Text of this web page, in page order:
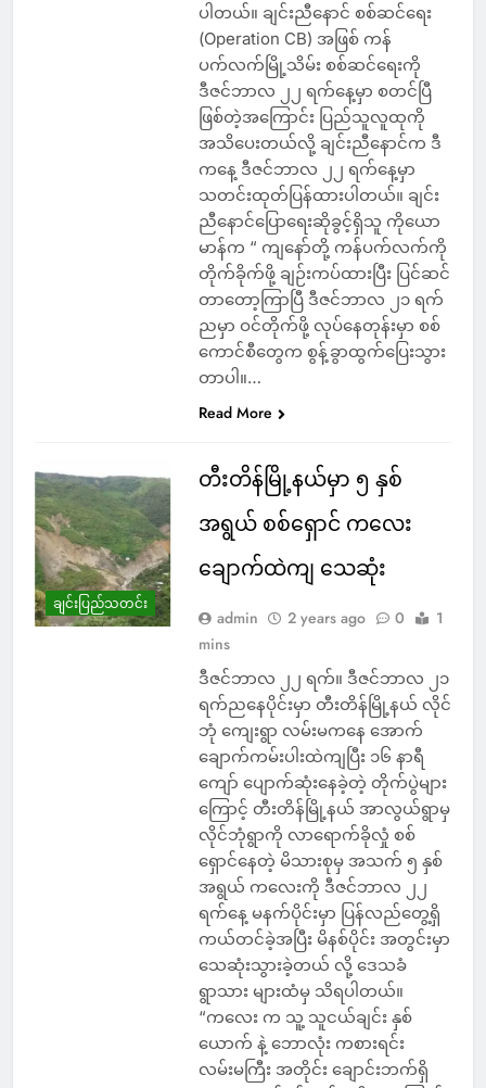
ပါတယ်။ ချင်းညီနောင် စစ်ဆင်ရေး
(Operation CB) အဖြစ် ကန်
ပက်လက်မြို့သိမ်း စစ်ဆင်ရေးကို
ဒီဇင်ဘာလ ၂၂ ရက်နေ့မှာ စတင်ပြီ
ဖြစ်တဲ့အကြောင်း ပြည်သူလူထုကို
အသိပေးတယ်လို့ ချင်းညီနောင်က ဒီ
ကနေ့ ဒီဇင်ဘာလ ၂၂ ရက်နေ့မှာ
သတင်းထုတ်ပြန်ထားပါတယ်။ ချင်း
ညီနောင်ပြောရေးဆိုခွင့်ရှိသူ ကိုယော
မာန်က “ ကျနော်တို့ ကန်ပက်လက်ကို
တိုက်ခိုက်ဖို့ ချဉ်းကပ်ထားပြီး ပြင်ဆင်
တာတော့ကြာပြီ ဒီဇင်ဘာလ ၂၁ ရက်
ညမှာ ဝင်တိုက်ဖို့ လုပ်နေတုန်းမှာ စစ်
ကောင်စီတွေက စွန့်ခွာထွက်ပြေးသွား
တာပါ။…
Read More
ချင်းပြည်သတင်း
တီးတိန်မြို့နယ်မှာ ၅ နှစ်
အရွယ် စစ်ရှောင် ကလေး
ချောက်ထဲကျ သေဆုံး
admin 2 years ago 0
1
mins
ဒီဇင်ဘာလ ၂၂ ရက်။ ဒီဇင်ဘာလ ၂၁
ရက်ညနေပိုင်းမှာ တီးတိန်မြို့နယ် လိုင်
ဘုံ ကျေးရွာ လမ်းမကနေ အောက်
ချောက်ကမ်းပါးထဲကျပြီး ၁၆ နာရီ
ကျော် ပျောက်ဆုံးနေခဲ့တဲ့ တိုက်ပွဲများ
ကြောင့် တီးတိန်မြို့နယ် အာလွယ်ရွာမှ
လိုင်ဘုံရွာကို လာရောက်ခိုလှုံ စစ်
ရှောင်နေတဲ့ မိသားစုမှ အသက် ၅ နှစ်
အရွယ် ကလေးကို ဒီဇင်ဘာလ ၂၂
ရက်နေ့ မနက်ပိုင်းမှာ ပြန်လည်တွေ့ရှိ
ကယ်တင်ခဲ့အပြီး မိနစ်ပိုင်း အတွင်းမှာ
သေဆုံးသွားခဲ့တယ် လို့ ဒေသခံ
ရွာသား များထံမှ သိရပါတယ်။
“ကလေး က သူ့ သူငယ်ချင်း နှစ်
ယောက် နဲ့ ဘောလုံး ကစားရင်း
လမ်းမကြီး အတိုင်း ချောင်းဘက်ရှိ